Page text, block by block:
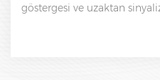
göstergesi ve uzaktan